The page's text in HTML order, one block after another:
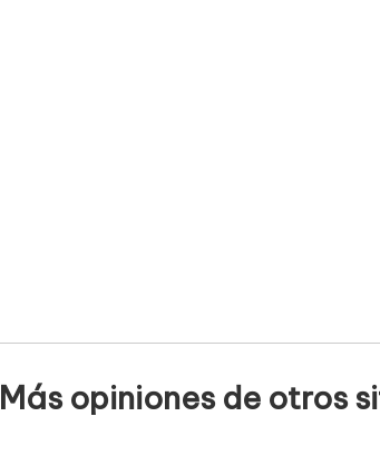
Más opiniones de otros